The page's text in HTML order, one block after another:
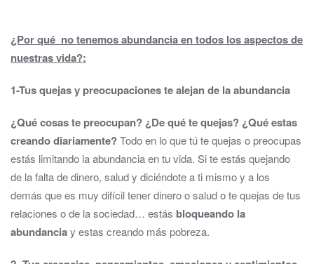
¿Por qué no tenemos abundancia en todos los aspectos de
nuestras vida?:
1-Tus quejas y preocupaciones te alejan de la abundancia
¿Qué cosas te preocupan? ¿De qué te quejas? ¿Qué estas
creando diariamente?Todo en lo que tú te quejas o preocupas
estás limitando la abundancia en tu vida. Si te estás quejando
de la falta de dinero, salud y diciéndote a ti mismo y a los
demás que es muy difícil tener dinero o salud o te quejas de tus
relaciones o de la sociedad… estás bloqueando la
abundanciay estas creando más pobreza.